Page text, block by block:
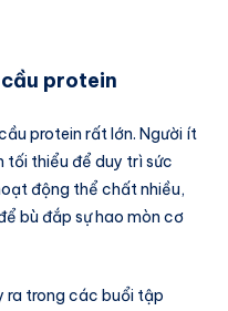
protein
protein rất lớn. Người ít
tối thiểu để duy trì sức
động thể chất nhiều,
bù đắp sự hao mòn cơ
ra trong các buổi tập